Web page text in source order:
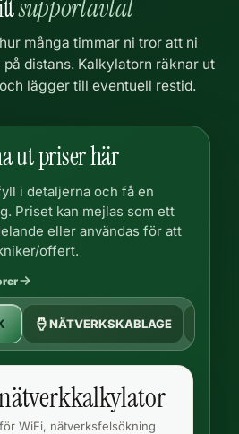
supportavtal
många timmar ni tror att ni
på distans. Kalkylatorn räknar ut
lägger till eventuell restid.
ut priser här
i detaljerna och få en
Priset kan mejlas som ett
eller användas för att
offert.
NÄTVERKSKABLAGE
WiFi, nätverksfelsökning